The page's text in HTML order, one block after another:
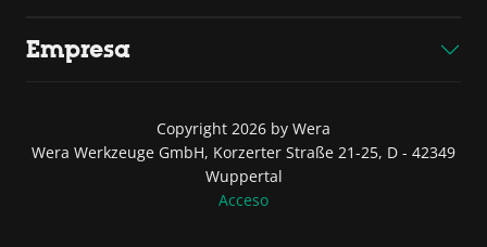
Empresa
Copyright 2026 by Wera
Wera Werkzeuge GmbH, Korzerter Straße 21-25, D - 42349
Wuppertal
Acceso